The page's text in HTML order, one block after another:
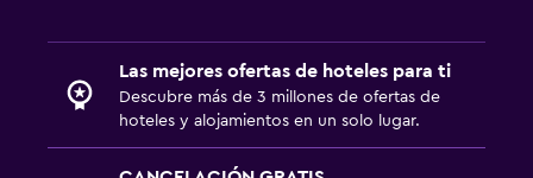
Las mejores ofertas de hoteles para ti
Descubre más de 3 millones de ofertas de
hoteles y alojamientos en un solo lugar.